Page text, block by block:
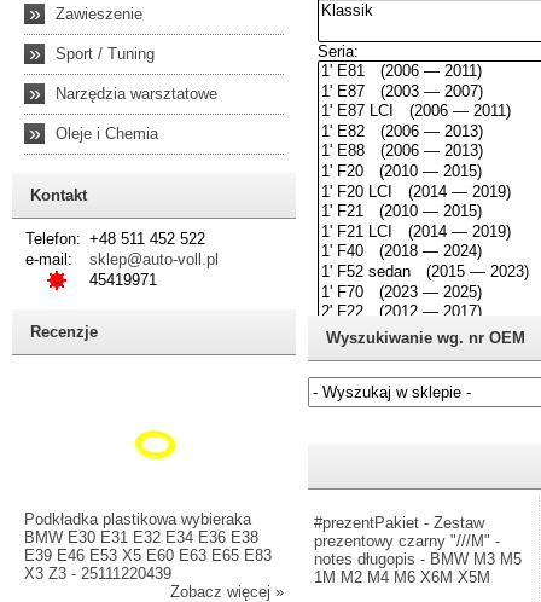
» Zawieszenie
» Sport / Tuning
» Narzędzia warsztatowe
» Oleje i Chemia
Kontakt
Telefon: +48 511 452 522
e-mail:
sklep@auto-voll.pl
45419971
Recenzje
Podkładka plastikowa wybieraka
BMW E30 E31 E32 E34 E36 E38
E39 E46 E53 X5 E60 E63 E65 E83
X3 Z3 - 25111220439
Zobacz więcej »
Wyszukiwanie wg. nr OEM
#prezentPakiet - Zestaw
prezentowy czarny "///M" -
notes długopis - BMW M3 M5
1M M2 M4 M6 X6M X5M